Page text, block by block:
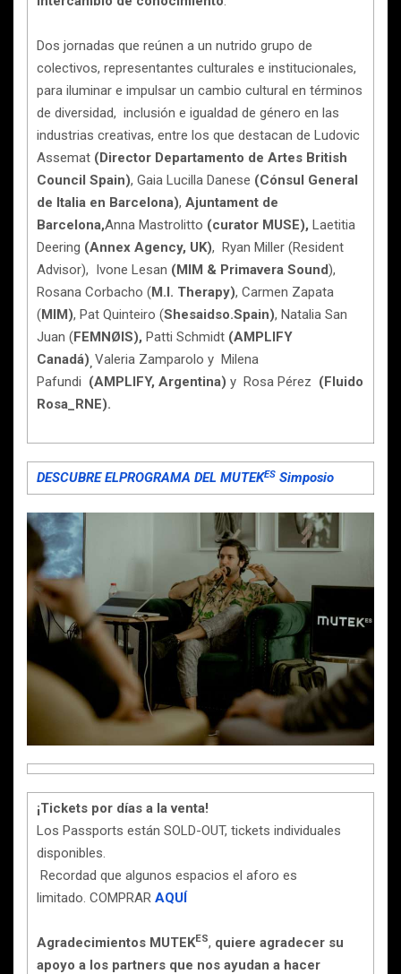
Dos jornadas que reúnen a un nutrido grupo de
colectivos, representantes culturales e institucionales,
para iluminar e impulsar un cambio cultural en términos
de diversidad, inclusión e igualdad de género en las
industrias creativas, entre los que destacan de Ludovic
Assemat (Director Departamento de Artes British
Council Spain), Gaia Lucilla Danese (Cónsul General
de Italia en Barcelona), Ajuntament de
Barcelona,Anna Mastrolitto (curator MUSE), Laetitia
Deering (Annex Agency, UK), Ryan Miller (Resident
Advisor), Ivone Lesan (MIM & Primavera Sound),
Rosana Corbacho (M.I. Therapy), Carmen Zapata
(MIM), Pat Quinteiro (Shesaidso.Spain), Natalia San
Juan (FEMNØIS), Patti Schmidt (AMPLIFY
Canadá), Valeria Zamparolo y Milena
Pafundi (AMPLIFY, Argentina) y Rosa Pérez (Fluido
Rosa_RNE).
DESCUBRE ELPROGRAMA DEL MUTEKES Simposio
¡Tickets por días a la venta!
Los Passports están SOLD-OUT, tickets individuales
disponibles.
Recordad que algunos espacios el aforo es
limitado. COMPRAR AQUÍ
Agradecimientos MUTEKES, quiere agradecer su
apoyo a los partners que nos ayudan a hacer